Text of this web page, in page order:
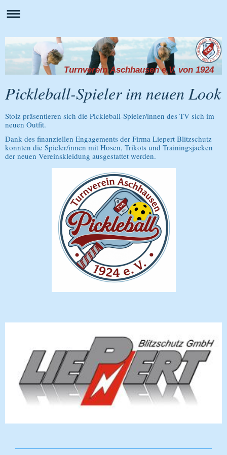
Turnverein Aschhausen e.V. von 1924
Pickleball-Spieler im neuen Look
Stolz präsentieren sich die Pickleball-Spieler/innen des TV sich im
neuen Outfit.
Dank des finanziellen Engagements der Firma Liepert Blitzschutz
konnten die Spieler/innen mit Hosen, Trikots und Trainingsjacken
der neuen Vereinskleidung ausgestattet werden.